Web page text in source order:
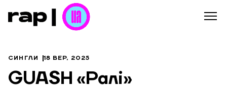
СИНГЛИ 18 ВЕР, 2025
GUASH «Ралі»